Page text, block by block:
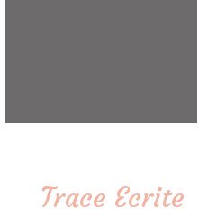
Trace Ecrite